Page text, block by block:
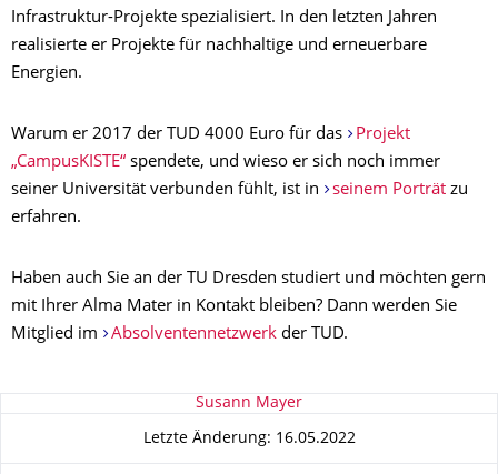
Infrastruktur-Projekte spezialisiert. In den letzten Jahren
realisierte er Projekte für nachhaltige und erneuerbare
Energien.
Warum er 2017 der TUD 4000 Euro für das
Projekt
„CampusKISTE“ spendete, und wieso er sich noch immer
seiner Universität verbunden fühlt, ist in
seinem Porträtzu
erfahren.
Haben auch Sie an der TU Dresden studiert und möchten gern
mit Ihrer Alma Mater in Kontakt bleiben? Dann werden Sie
Mitglied im
Absolventennetzwerkder TUD.
Zu dieser Seite Susann Mayer
Letzte Änderung: 16.05.2022